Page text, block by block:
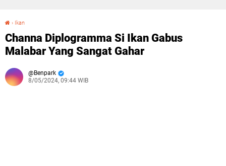
› Ikan
Channa Diplogramma Si Ikan Gabus
Malabar Yang Sangat Gahar
Benpark
8/05/2024, 09:44 WIB